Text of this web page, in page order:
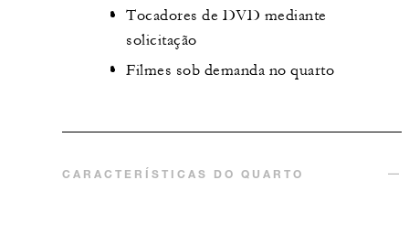
Tocadores de DVD mediante
solicitação
Filmes sob demanda no quarto
CARACTERÍSTICAS DO QUARTO